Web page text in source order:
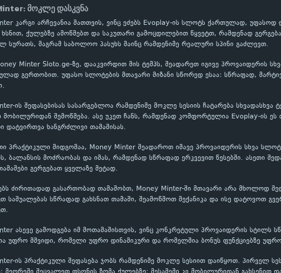
მოკლე დასკვნა
კარგი არჩევანია მათთვის, ვინც ეძებს Evoplay-ის სლოტს ქართულად,
ქულებზე ამოწმებთ და საკუთარი გამოცდილებით წყვეტთ, რამდენად
სურათს, მაგრამ საბოლოო პასუხს მაინც რამდენიმე რეალური სპინი გაძლევთ.
Minter Sloto.ge-ზე, დააკვირდით მის ტემპს, შეადარეთ იგივე პროვაიდერის
გერთობით. უფასო სლოტების მთავარი მიზანი სწორედ ესაა: სწრაფად,
ის შეფასებისას სასარგებლოა რამდენიმე მოკლე სესიის ჩატარება
შემოწმება. ასე უკეთ ჩანს, რამდენად კომფორტულია Evoplay-ის ეს
დატვირთვა ხანგრძლივი თამაშისას.
პრაქტიკული მიდგომაა, Money Minter შეადაროთ იმავე პროვაიდერის სხვა
ბალანსის მოძრაობას და იმას, რამდენად სწრაფად ერკვევით წესებში. ასეთი
გერგებათ ყველაზე მეტად.
ძირითადად გასართობად თამაშობთ, Money Minter-ში მთავარი არა მხოლოდ
საშუალებას სწრაფად გახსნათ თამაში, შეამოწმოთ მექანიკა და ისე დატოვოთ
ასევე გამოდგება იმ მოთამაშისთვის, ვინც კონკრეტული პროვაიდერის სტილს
უფრო მშვიდი, რომელი უფრო დინამიკური და რომელშია ბონუს ფუნქციებზე
ის პრაქტიკული შეფასება ჯობს რამდენიმე მოკლე სესიით დაიწყოთ. პირველ